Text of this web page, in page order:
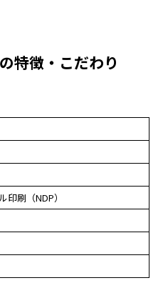
特徴・こだわり
印刷（NDP）